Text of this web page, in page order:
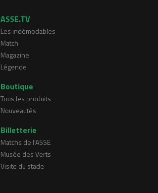
ASSE.TV
Les indémodables
Match
Magazine
Légende
Boutique
Tous les produits
Nouveautés
Billetterie
Matchs de l'ASSE
Musée des Verts
Visite du stade